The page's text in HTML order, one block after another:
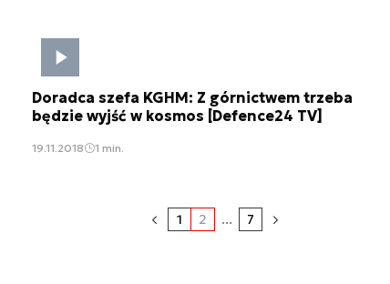
Doradca szefa KGHM: Z górnictwem trzeba
będzie wyjść w kosmos [Defence24 TV]
19.11.2018 1 min.
1 2 ... 7